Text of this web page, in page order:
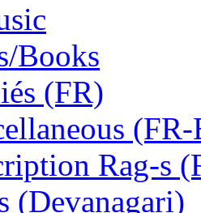
Books
(FR)
Rag-s
(Devanagari)